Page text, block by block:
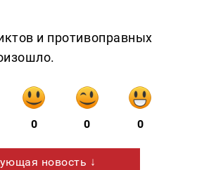
и противоправных
0 0 0
новость ↓